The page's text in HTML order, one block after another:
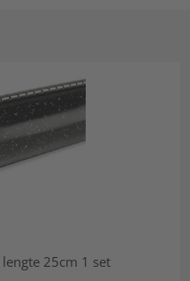
25cm 1 set